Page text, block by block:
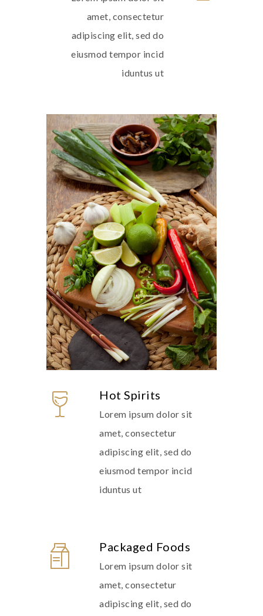
amet, consectetur
adipiscing elit, sed do
eiusmod tempor incid
iduntus ut
Hot Spirits
Lorem ipsum dolor sit
amet, consectetur
adipiscing elit, sed do
eiusmod tempor incid
iduntus ut
Packaged Foods
Lorem ipsum dolor sit
amet, consectetur
adipiscing elit, sed do